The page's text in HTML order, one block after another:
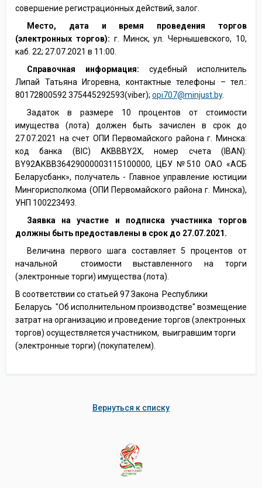
совершение регистрационных действий, залог.
Место, дата и время проведения торгов
(электронных торгов): г. Минск, ул. Чернышевского, 10,
каб. 22; 27.07.2021 в 11:00.
Справочная информация: судебный исполнитель
Липай Татьяна Игоревна, контактные телефоны – тел.:
80172800592 375445292593(viber); opi707@minjust.by.
Задаток в размере 10 процентов от стоимости
имущества (лота) должен быть зачислен в срок до
27.07.2021 на счет ОПИ Первомайского района г. Минска:
код банка (ВIС) AKBBBY2X, номер счета (IВАN):
BY92АКВВ36429000003115100000, ЦБУ №510 ОАО «АСБ
Беларусбанк», получатель - Главное управление юстиции
Мингорисполкома (ОПИ Первомайского района г. Минска),
УНП 100223493.
Заявка на участие и подписка участника торгов
должны быть предоставлены в срок до 27.07.2021.
Величина первого шага составляет 5 процентов от
начальной стоимости выставленного на торги
(электронные торги) имущества (лота).
В соответствии со статьей 97 Закона Республики
Беларусь "Об исполнительном производстве" возмещение
затрат на организацию и проведение торгов (электронных
торгов) осуществляется участником, выигравшим торги
(электронные торги) (покупателем).
Вернуться к списку